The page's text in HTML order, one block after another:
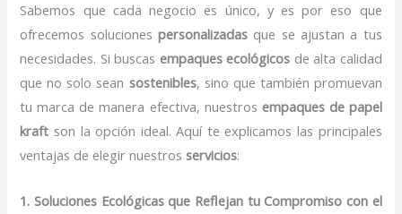
Sabemos que cada negocio es único, y es por eso que
ofrecemos solucionespersonalizadas que se ajustan a tus
necesidades. Si buscas empaques ecológicos de alta calidad
que no solo sean sostenibles, sino que también promuevan
tu marca de manera efectiva, nuestros empaques de papel
kraft son la opción ideal. Aquí te explicamos las principales
ventajas de elegir nuestrosservicios:
1. Soluciones Ecológicas que Reflejan tu Compromiso con el